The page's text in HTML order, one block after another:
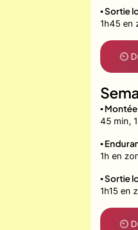
▪️ Sortie
1h45 en
⏲
▪️
45 min,
▪️
1h en
▪️ Sortie
1h15 en
⏲